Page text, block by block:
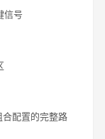
信号
合配置的完整路